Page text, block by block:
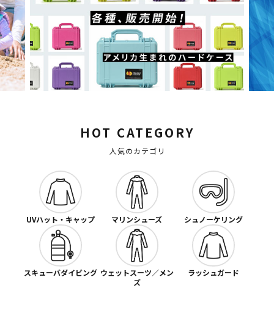
HOT CATEGORY
人気のカテゴリ
UVハット・キャップ マリンシューズ シュノーケリング
スキューバダイビング ウェットスーツ／メン
ズ
ラッシュガード